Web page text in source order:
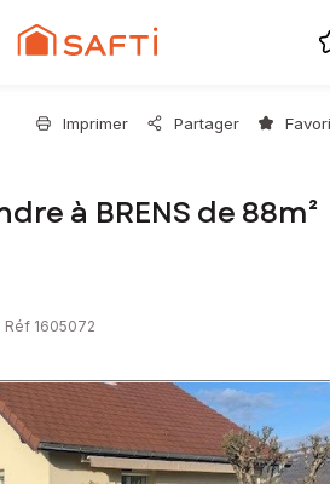
Imprimer Partager
à BRENS de 88m²
Réf 1605072